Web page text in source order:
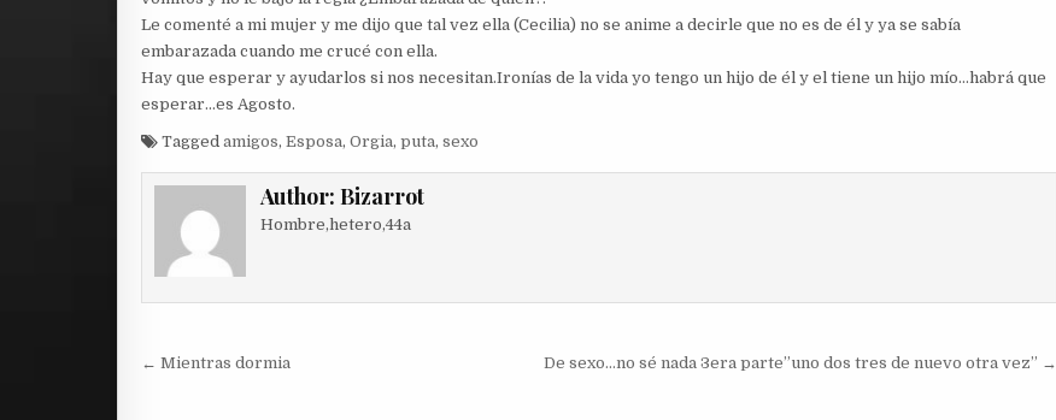
Le comenté a mi mujer y me dijo que tal vez ella (Cecilia) no se anime a decirle que no es de él y ya se sabía
embarazada cuando me crucé con ella.
Hay que esperar y ayudarlos si nos necesitan.Ironías de la vida yo tengo un hijo de él y el tiene un hijo mío…habrá que
esperar…es Agosto.
Tagged amigos, Esposa, Orgia, puta, sexo
Author:Bizarrot
Hombre,hetero,44a
Post
← Mientras dormia De sexo…no sé nada 3era parte”uno dos tres de nuevo otra vez” →